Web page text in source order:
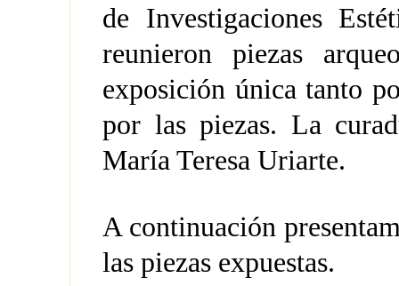
de Investigaciones
reunieron piezas
exposición única tanto
por las piezas. La
María Teresa Uriarte.
A continuación
las piezas expuestas.